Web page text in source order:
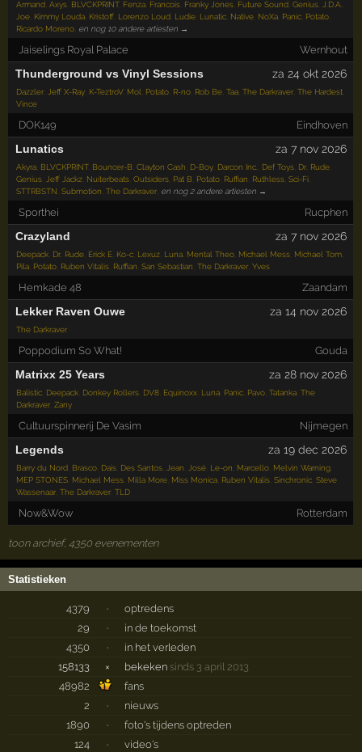
Armand ,Axys BLVCKPRINT, Fenza Francois Franky Jones Future Sound ,Genius J.D.A.
Joe Kimmy Louda Kristoff Lorenzo Loud Ludie Lunatic Native NoXa Panic Potato
Ricardo Moreno en nog 10 andere artiesten →
Jaiselings Royal Palace Wernhout
Thunderground vs Vinyl Sessions za 24 okt 2026
Dazzler Jeff X-Ray K-TeztroV, Mol Potato R-no Rob Be ,Taa ,The Darkraver ,The Hardest
Vince
DOK149 Eindhoven
Lunatics za 7 nov 2026
Akyra BLVCKPRINT, Bouncer-B ,Clayton Cash D-Boy Darcon Inc. Def Toys Dr. Rude
Genius
Jeff Jackz Nuiterbeats ,Outsiders Pat B Potato Ruffian Ruthless ,Sci-Fi
STTRBSTN ,Submotion ,The Darkraver en nog 2 andere artiesten →
Sporthei Rucphen
Crazyland za 7 nov 2026
Deepack Dr. Rude Erick E Ko-c Lexuz Luna Mental Theo Michael Mess Michael Tom
Pila Potato Ruben Vitalis Ruffian ,San Sebastian ,The Darkraver ,Yves
Hemkade 48 Zaandam
Lekker Raven Ouwe za 14 nov 2026
The Darkraver
Poppodium So What! Gouda
Matrixx 25 Years za 28 nov 2026
Balistic Deepack Donkey Rollers DV8 Equinoxx Luna Panic Pavo ,Tatanka ,The
Darkraver ,Zany
Cultuurspinnerij De Vasim Nijmegen
Legends za 19 dec 2026
Barry du Nord Brasco Dais Des Santos Jean José Le-on Marcello Melvin Warning
MEP STONES Michael Mess Milla More Miss Monica Ruben Vitalis ,Sinchronic ,Steve
Wassenaar ,The Darkraver ,TLD
Now&Wow Rotterdam
toon archief, 4350 evenementen
Statistieken
4379 ·
optredens
29
·
in de toekomst
4350
·
in het verleden
158133
× bekeken sinds 3 april 2013
48982
fans
2
·
nieuws
1890
·
foto's tijdens optreden
124
·
video's